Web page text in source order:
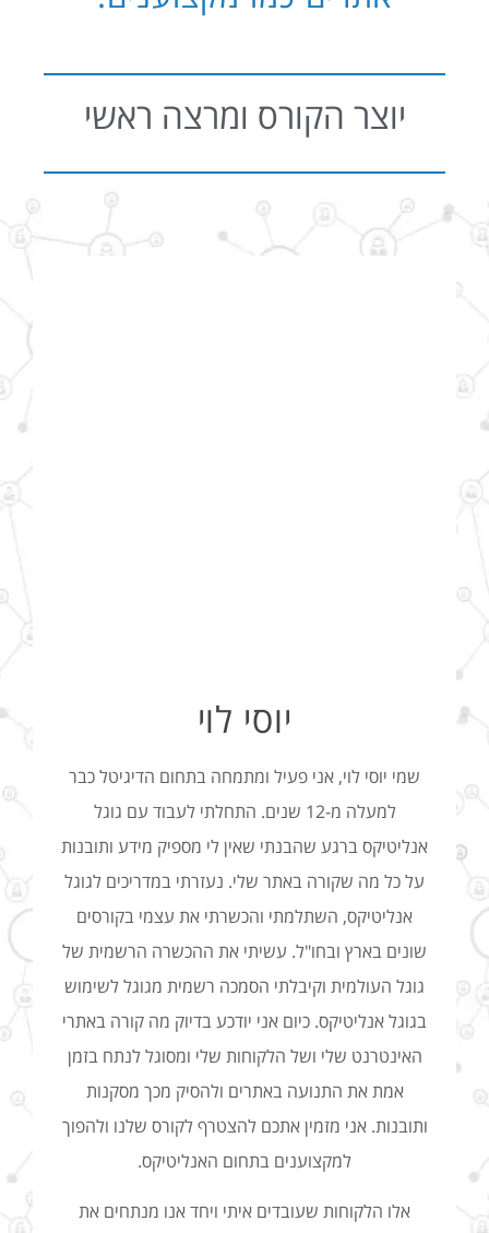
יוצר הקורס ומרצה ראשי
יוסי לוי
שמי יוסי לוי, אני פעיל ומתמחה בתחום הדיגיטל כבר
למעלה מ-12 שנים. התחלתי לעבוד עם גוגל
אנליטיקס ברגע שהבנתי שאין לי מספיק מידע ותובנות
על כל מה שקורה באתר שלי. נעזרתי במדריכים לגוגל
אנליטיקס, השתלמתי והכשרתי את עצמי בקורסים
שונים בארץ ובחו"ל. עשיתי את ההכשרה הרשמית של
גוגל העולמית וקיבלתי הסמכה רשמית מגוגל לשימוש
בגוגל אנליטיקס. כיום אני יודכע בדיוק מה קורה באתרי
האינטרנט שלי ושל הלקוחות שלי ומסוגל לנתח בזמן
אמת את התנועה באתרים ולהסיק מכך מסקנות
ותובנות. אני מזמין אתכם להצטרף לקורס שלנו ולהפוך
למקצוענים בתחום האנליטיקס.
אלו הלקוחות שעובדים איתי ויחד אנו מנתחים את